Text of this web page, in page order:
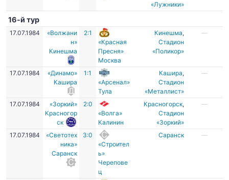
«Лужники»
16-й тур
17.07.1984
«Волжани
н»
Кинешма
2:1
«Красная
Пресня»
Москва
Кинешма,
Стадион
«Поликор»
—
17.07.1984
«Динамо»
Кашира
1:1
«Арсенал»
Тула
Кашира,
Стадион
«Металлист»
—
17.07.1984
«Зоркий»
Красногор
ск
2:0
«Волга»
Калинин
Красногорск,
Стадион
«Зоркий»
—
17.07.1984
«Светотех
ника»
Саранск
3:0
«Строител
ь»
Черепове
ц
Саранск —